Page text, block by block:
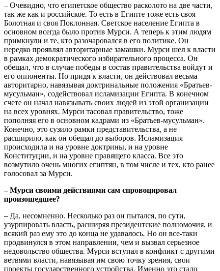
– Очевидно, что египетское общество расколото на две части,
так же как и российское. То есть в Египте тоже есть своя
Болотная и своя Поклонная. Светское население Египта в
основном всегда было против Мурси. А теперь к этим людям
примкнули и те, кто разочаровался в его политике. Он
нередко проявлял авторитарные замашки. Мурси шел к власти
в рамках демократического избирательного процесса. Он
обещал, что в случае победы в состав правительства войдут и
его оппоненты. Но придя к власти, он действовал весьма
авторитарно, навязывая доктринальные положения «Братьев-
мусульман», содействовал исламизации Египта. В конечном
счете он начал навязывать своих людей из этой организации
на всех уровнях. Мурси тасовал правительство, тоже
пополняя его в основном кадрами из «Братьев-мусульман».
Конечно, это сузило рамки представительства, а не
расширило, как он обещал до выборов. Исламизация
происходила и на уровне доктрины, и на уровне
Конституции, и на уровне правящего класса. Все это
возмутило очень многих египтян, в том числе и тех, кто ранее
голосовал за Мурси.
– Мурси своими действиями сам спровоцировал
произошедшее?
– Да, несомненно. Несколько раз он пытался, по сути,
узурпировать власть, расширяя президентские полномочия, и
всякий раз ему это до конца не удавалось. Но он все-таки
продвинулся в этом направлении, чем и вызвал серьезное
недовольство общества. Мурси вступал в конфликт с другими
ветвями власти, навязывая им свою точку зрения, свои
проекты государственного устройства. Именно это стало